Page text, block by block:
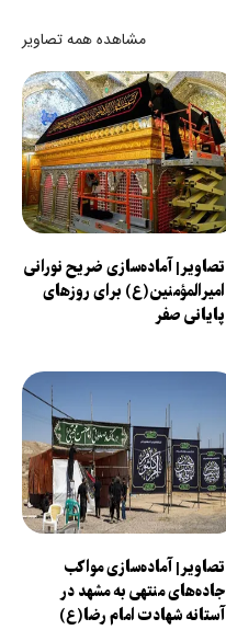
مشاهده همه تصاویر
تصاویر| آماده‌سازی ضریح نورانی
امیرالمؤمنین(ع) برای روزهای
پایانی صفر
تصاویر| آماده‌سازی مواکب
جاده‌های منتهی به مشهد در
آستانه شهادت امام رضا(ع)